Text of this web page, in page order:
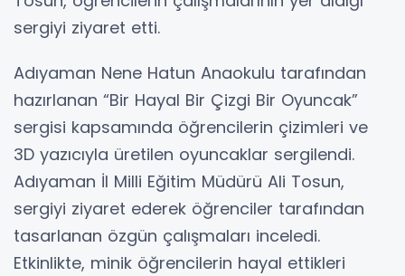
sergiyi ziyaret etti.
Adıyaman Nene Hatun Anaokulu tarafından
hazırlanan “Bir Hayal Bir Çizgi Bir Oyuncak”
sergisi kapsamında öğrencilerin çizimleri ve
3D yazıcıyla üretilen oyuncaklar sergilendi.
Adıyaman İl Milli Eğitim Müdürü Ali Tosun,
sergiyi ziyaret ederek öğrenciler tarafından
tasarlanan özgün çalışmaları inceledi.
Etkinlikte, minik öğrencilerin hayal ettikleri